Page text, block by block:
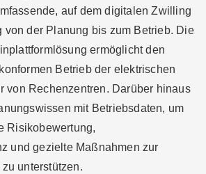
auf dem digitalen Zwilling
von der Planung bis zum Betrieb. Die
ermöglicht den
Betrieb der elektrischen
von Rechenzentren. Darüber hinaus
mit Betriebsdaten, um
Risikobewertung,
und gezielte Maßnahmen zur
unterstützen.